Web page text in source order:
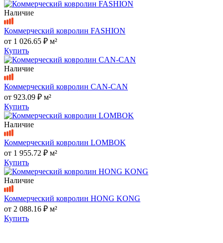
Наличие
Коммерческий ковролин FASHION
от 1 026.65 ₽ м²
Купить
Наличие
Коммерческий ковролин CAN-CAN
от 923.09 ₽ м²
Купить
Наличие
Коммерческий ковролин LOMBOK
от 1 955.72 ₽ м²
Купить
Наличие
Коммерческий ковролин HONG KONG
от 2 088.16 ₽ м²
Купить